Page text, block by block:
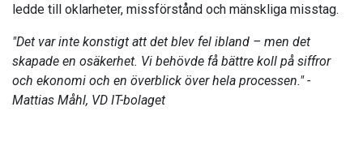
ledde till oklarheter, missförstånd och mänskliga misstag.
"Det var inte konstigt att det blev fel ibland – men det
skapade en osäkerhet. Vi behövde få bättre koll på siffror
och ekonomi och en överblick över hela processen." -
Mattias Måhl, VD IT-bolaget